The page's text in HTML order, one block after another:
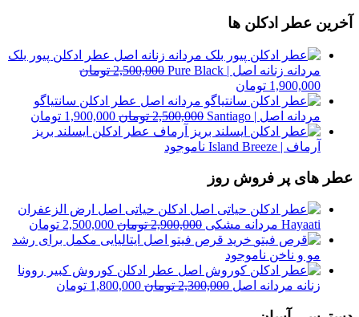
بود.
آخرین عطر ادکلن ها
عطر ادکلن پیور بلک
مردانه زنانه اصل | Pure Black
2,500,000 تومان
قیمت
اصلی
2,500,000 تومان
بود.
1,900,000 تومان
فعلی
1,900,000 تومان
است.
عطر ادکلن سانتیاگو
مردانه اصل | Santiago
2,500,000 تومان قیمت
اصلی
1,900,000 تومان
عطر ادکلن ایسلند بریز
آرماف | Island Breeze
ناموجود
عطر های پر فروش روز
ادکلن حیاتی اصل ارض الزعفران
Hayaati مردانه مشکی
2,900,000 تومان قیمت
اصلی
بود.
2,500,000 تومان
فعلی
است.
خرید قرص فیتو اصل ایتالیایی مکمل برای رشد
مو و ناخن ناموجود
عطر ادکلن کوروش کبیر روونا
زنانه مردانه اصل 2,300,000 تومان قیمت
1,800,000 تومان